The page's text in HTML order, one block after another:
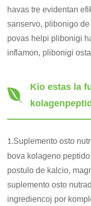
havas tre evidentan
sanservo, plibonigo
povas helpi plibonigi
inflamon, plibonigi
Kio estas la
1.Suplemento osto
bova kolageno
postulo de kalcio,
suplemento osto
ingrediencoj por